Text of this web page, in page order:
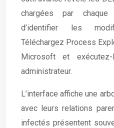
chargées par chaque
d’identifier les
Téléchargez Process
Microsoft et
administrateur.
L’interface affiche une
avec leurs relations
infectés présentent